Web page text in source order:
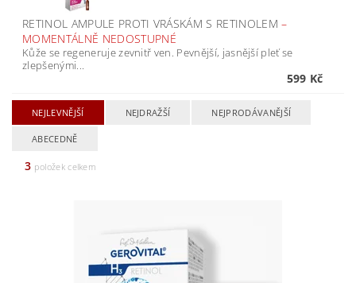
RETINOL AMPULE PROTI VRÁSKÁM S RETINOLEM–
MOMENTÁLNĚ NEDOSTUPNÉ
Kůže se regeneruje zevnitř ven. Pevnější, jasnější pleť se
zlepšenými...
599 Kč
NEJLEVNĚJŠÍ NEJDRAŽŠÍ NEJPRODÁVANĚJŠÍ
ABECEDNĚ
3 položek celkem